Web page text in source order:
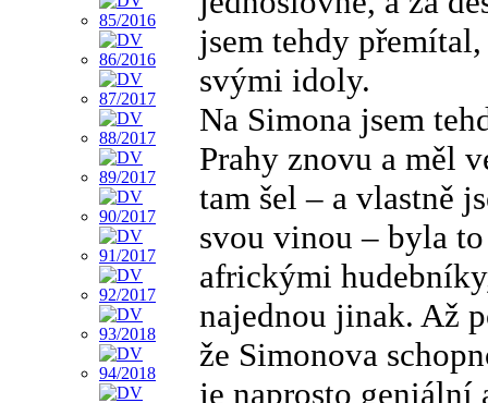
jsem tehdy
svými idoly.
Na Simona jsem
Prahy znovu a měl
tam šel – a vlastně
svou vinou – byla
africkými
najednou jinak. Až
že Simonova
je naprosto